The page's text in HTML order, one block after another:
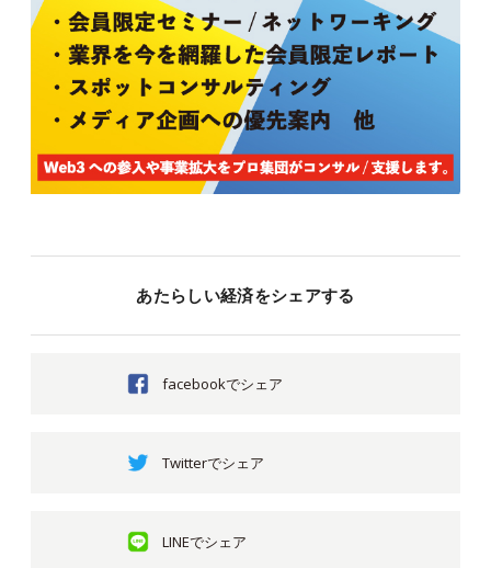
あたらしい経済をシェアする
facebookでシェア
Twitterでシェア
LINEでシェア